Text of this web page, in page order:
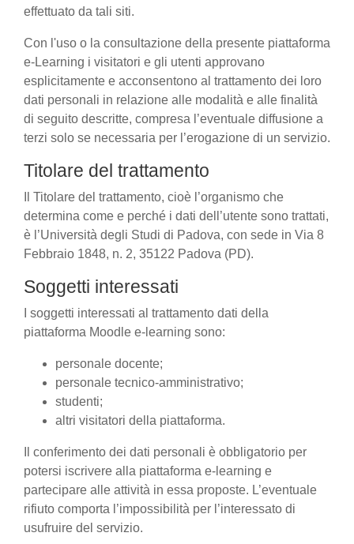
effettuato da tali siti.
Con l'uso o la consultazione della presente piattaforma
e-Learning i visitatori e gli utenti approvano
esplicitamente e acconsentono al trattamento dei loro
dati personali in relazione alle modalità e alle finalità
di seguito descritte, compresa l’eventuale diffusione a
terzi solo se necessaria per l’erogazione di un servizio.
Titolare del trattamento
Il Titolare del trattamento, cioè l’organismo che
determina come e perché i dati dell’utente sono trattati,
è l’Università degli Studi di Padova, con sede in Via 8
Febbraio 1848, n. 2, 35122 Padova (PD).
Soggetti interessati
I soggetti interessati al trattamento dati della
piattaforma Moodle e-learning sono:
personale docente;
personale tecnico-amministrativo;
studenti;
altri visitatori della piattaforma.
Il conferimento dei dati personali è obbligatorio per
potersi iscrivere alla piattaforma e-learning e
partecipare alle attività in essa proposte. L’eventuale
rifiuto comporta l’impossibilità per l’interessato di
usufruire del servizio.